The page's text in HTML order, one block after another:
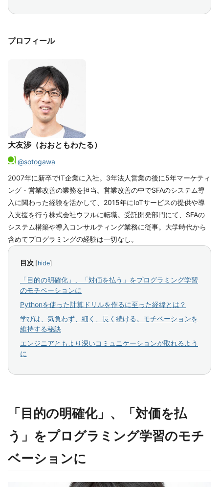
プロフィール
大友渉（おおともわたる）
@sotogawa
2007年に新卒でIT企業に入社。3年法人営業の後に5年マーケティ
ング・営業改善の業務を担当。営業改善の中でSFAのシステム導
入に関わった経験を活かして、2015年にIoTサービスの提供や導
入支援を行う株式会社ウフルに転職。受託開発部門にて、SFAの
システム構築や導入コンサルティング業務に従事。大学時代から
含めてプログラミングの経験は一切なし。
目次 [hide]
「目的の明確化」、「対価を払う」をプログラミング学習
のモチベーションに
Pythonを使った計算ドリルを作るに至った経緯とは？
学びは、気負わず、細く、長く続ける。モチベーションを
維持する秘訣
エンジニアともより深いコミュニケーションが取れるよう
に
「目的の明確化」、「対価を払
う」をプログラミング学習のモチ
ベーションに